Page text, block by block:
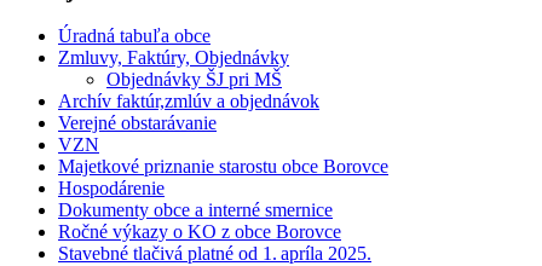
Úradná tabuľa obce
Zmluvy, Faktúry, Objednávky
Objednávky ŠJ pri MŠ
Archív faktúr,zmlúv a objednávok
Verejné obstarávanie
VZN
Majetkové priznanie starostu obce Borovce
Hospodárenie
Dokumenty obce a interné smernice
Ročné výkazy o KO z obce Borovce
Stavebné tlačivá platné od 1. apríla 2025.